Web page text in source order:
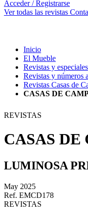
Acceder / Registrarse
Ver todas las revistas
Inicio
El Mueble
Revistas y especiales
Revistas y números
Revistas Casas de
CASAS DE
REVISTAS
CASAS DE
LUMINOSA
May 2025
Ref. EMCD178
REVISTAS